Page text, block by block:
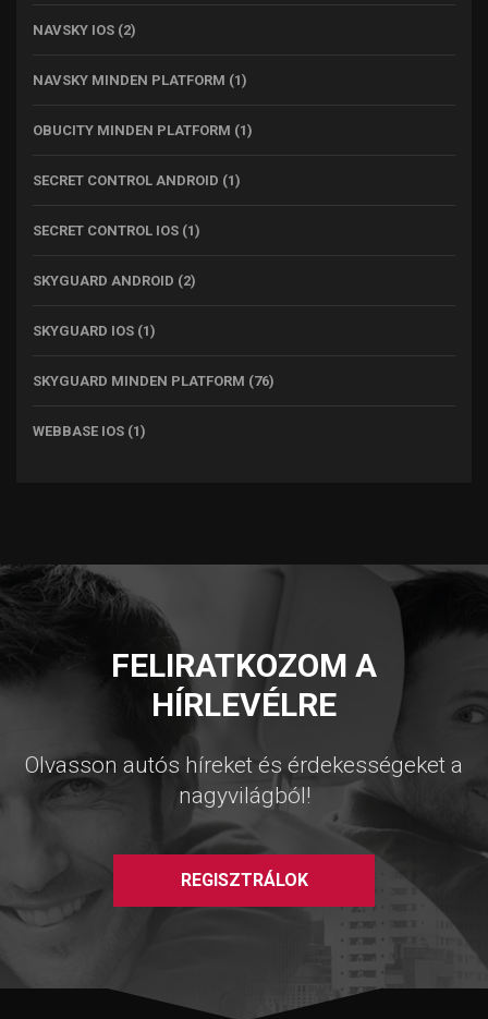
NAVSKY IOS (2)
NAVSKY MINDEN PLATFORM (1)
OBUCITY MINDEN PLATFORM (1)
SECRET CONTROL ANDROID (1)
SECRET CONTROL IOS (1)
SKYGUARD ANDROID (2)
SKYGUARD IOS (1)
SKYGUARD MINDEN PLATFORM (76)
WEBBASE IOS (1)
FELIRATKOZOM A
HÍRLEVÉLRE
Olvasson autós híreket és érdekességeket a
nagyvilágból!
REGISZTRÁLOK